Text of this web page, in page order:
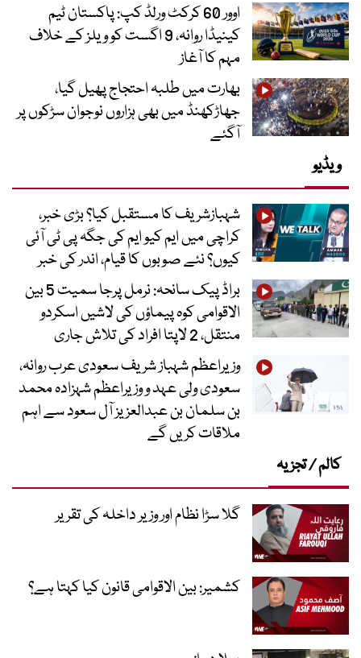
اوور 60 کرکٹ ورلڈ کپ: پاکستان ٹیم
کینیڈا روانہ، 9 اگست کو ویلز کے خلاف
مہم کا آغاز
بھارت میں طلبہ احتجاج پھیل گیا،
جھاڑکھنڈ میں بھی ہزاروں نوجوان سڑکوں پر
آگئے
ویڈیو
شہبازشریف کا مستقبل کیا؟ بڑی خبر،
کراچی میں ایم کیو ایم کی جگہ پی ٹی آئی
کیوں؟ نئے صوبوں کا قیام، اندر کی خبر
براڈ پیک سانحہ: نرمل پرجا سمیت 5 بین
الاقوامی کوہ پیماؤں کی لاشیں اسکردو
منتقل، 2 لاپتا افراد کی تلاش جاری
وزیراعظم شہباز شریف سعودی عرب روانہ،
سعودی ولی عہد و وزیراعظم شہزادہ محمد
بن سلمان بن عبدالعزیز آل سعود سے اہم
ملاقات کریں گے
کالم / تجزیہ
گلا سڑا نظام اور وزیر داخلہ کی تقریر
کشمیر: بین الاقوامی قانون کیا کہتا ہے؟